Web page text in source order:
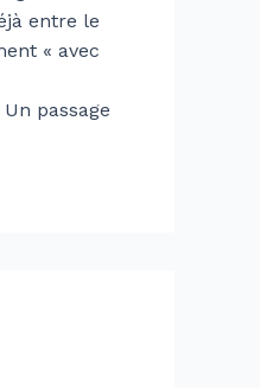
entre le
« avec
passage